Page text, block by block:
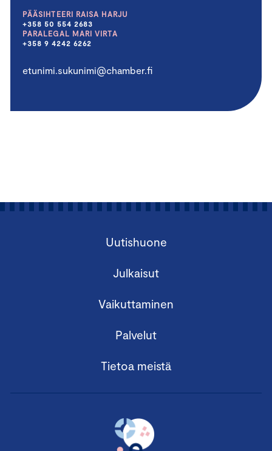
PÄÄSIHTEERI RAISA HARJU
+358 50 554 2683
PARALEGAL MARI VIRTA
+358 9 4242 6262
etunimi.sukunimi@chamber.fi
Uutishuone
Julkaisut
Vaikuttaminen
Palvelut
Tietoa meistä